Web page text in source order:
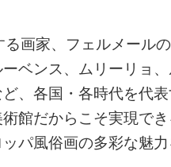
画家、フェルメール
ベンス、ムリーリョ
、各国・各時代を代
館だからこそ実現で
パ風俗画の多彩な魅